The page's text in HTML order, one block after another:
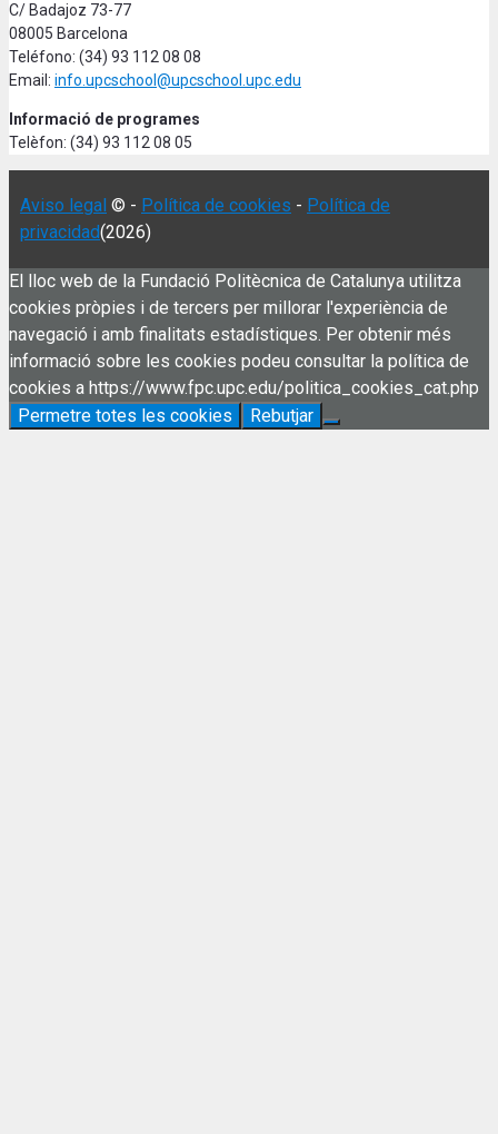
C/ Badajoz 73-77
08005 Barcelona
Teléfono: (34) 93 112 08 08
Email: info.upcschool@upcschool.upc.edu
Informació de programes
Telèfon: (34) 93 112 08 05
Aviso legal © - Política de cookies - Política de
privacidad(2026)
El lloc web de la Fundació Politècnica de Catalunya utilitza
cookies pròpies i de tercers per millorar l'experiència de
navegació i amb finalitats estadístiques. Per obtenir més
informació sobre les cookies podeu consultar la política de
cookies a https://www.fpc.upc.edu/politica_cookies_cat.php
Permetre totes les cookies
Rebutjar